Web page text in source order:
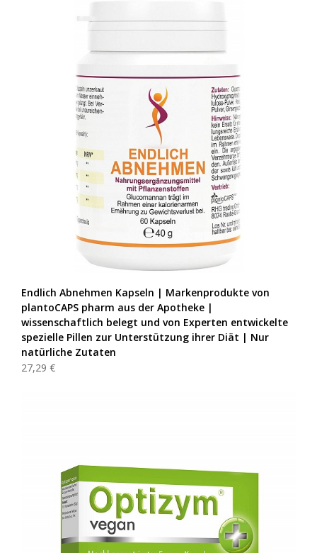
Endlich Abnehmen Kapseln | Markenprodukte von
plantoCAPS pharm aus der Apotheke |
wissenschaftlich belegt und von Experten entwickelte
spezielle Pillen zur Unterstützung ihrer Diät | Nur
natürliche Zutaten
27,29 €